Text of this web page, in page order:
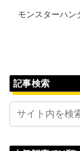
モンスターハン
記事検索